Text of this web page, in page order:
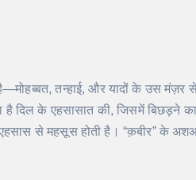
तन्हाई, और यादों के उस
दिल के एहसासात की, जिसमें बिछड़ने का
से महसूस होती है। “क़बीर” के